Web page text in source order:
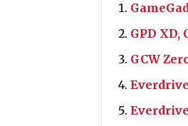
GPD
GCW